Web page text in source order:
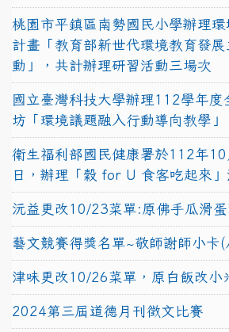
桃園市平鎮區南勢國民小學辦理
計畫「教育部新世代環境教育發
動」，共計辦理研習活動三場次
國立臺灣科技大學辦理112學年度
坊「環境議題融入行動導向教學」
衛生福利部國民健康署於112年
日，辦理「穀 for U 食客吃起來」
沅益更改10/23菜單:原佛手瓜滑
藝文競賽得獎名單~敬師謝師小卡(
津味更改10/26菜單，原白飯改小
2024第三屆道德月刊徵文比賽